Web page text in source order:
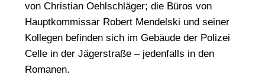
von Christian Oehlschläger; die Büros von
Hauptkommissar Robert Mendelski und seiner
Kollegen befinden sich im Gebäude der Polizei
Celle in der Jägerstraße – jedenfalls in den
Romanen.